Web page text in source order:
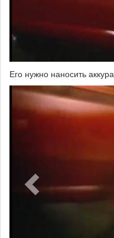
Его нужно наносить